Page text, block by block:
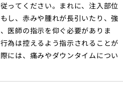
ってください。まれに、注入部位
し、赤みや腫れが長引いたり、強
医師の指示を仰ぐ必要がありま
為は控えるよう指示されることが
には、痛みやダウンタイムについ